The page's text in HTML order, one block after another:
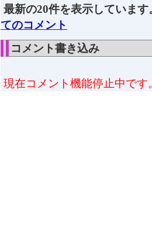
最新の20件を表示していま
てのコメント
コメント書き込み
現在コメント機能停止中です